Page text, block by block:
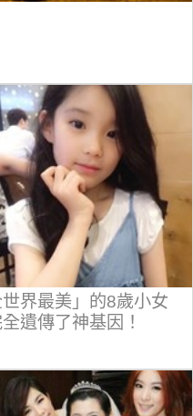
界最美」的8歲小女
遺傳了神基因！